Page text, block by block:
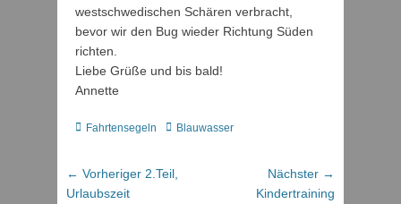
westschwedischen Schären verbracht,
bevor wir den Bug wieder Richtung Süden
richten.
Liebe Grüße und bis bald!
Annette
Kategorien
Fahrtensegeln Schlagworte
Blauwasser
Beitragsnavigation
← Vorheriger Vorheriger
2.Teil,
Urlaubszeit
Nächster →
Kindertraining